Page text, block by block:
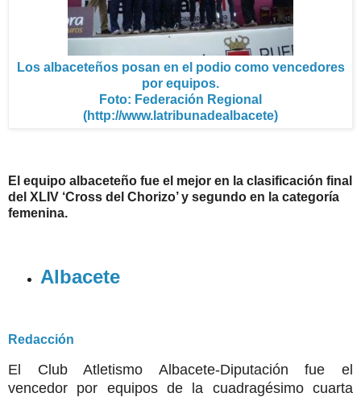
Los albaceteños posan en el podio como vencedores
por equipos.
Foto: Federación Regional
(http://www.latribunadealbacete)
El equipo albaceteño fue el mejor en la clasificación final
del XLIV ‘Cross del Chorizo’ y segundo en la categoría
femenina.
Albacete
Redacción
El Club Atletismo Albacete-Diputación fue el
vencedor por equipos de la cuadragésimo cuarta